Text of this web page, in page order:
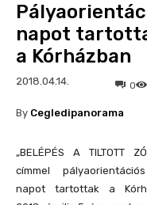
napot
a Kórházban
2018.04.14. 0
By Cegledipanorama
„BELÉPÉS A TILTOTT
címmel
napot tartottak a